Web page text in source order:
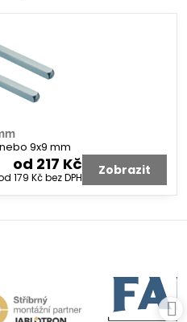
9x9 mm
od 217 Kč
179 Kčbez DPH Zobrazit